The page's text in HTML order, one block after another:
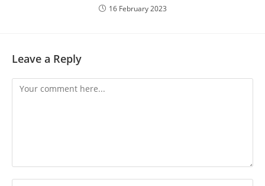
16 February 2023
Leave a Reply
Comment